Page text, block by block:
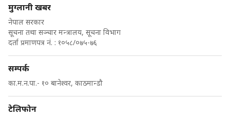
मुग्लानी खबर
नेपाल सरकार
सूचना तथा सञ्चार मन्त्रालय, सूचना विभाग
दर्ता प्रमाणपत्र नं. : १०५८/०७५-७६
सम्पर्क
का.म.न.पा.- १० बानेश्वर, काठमान्डौ
टेलिफोन